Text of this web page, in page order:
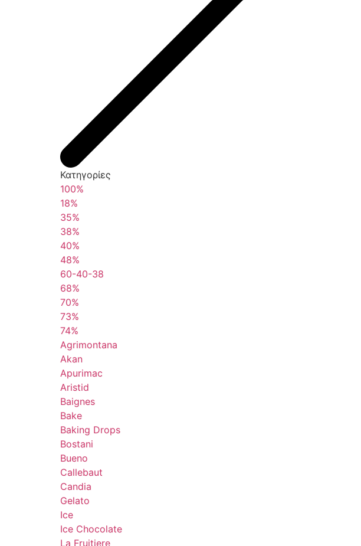
Κατηγορίες
100%
18%
35%
38%
40%
48%
60-40-38
68%
70%
73%
74%
Agrimontana
Akan
Apurimac
Aristid
Baignes
Bake
Baking Drops
Bostani
Bueno
Callebaut
Candia
Gelato
Ice
Ice Chocolate
La Fruitiere